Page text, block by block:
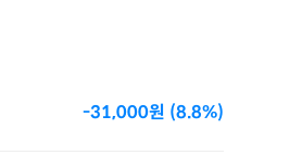
-31,000원 (8.8%)